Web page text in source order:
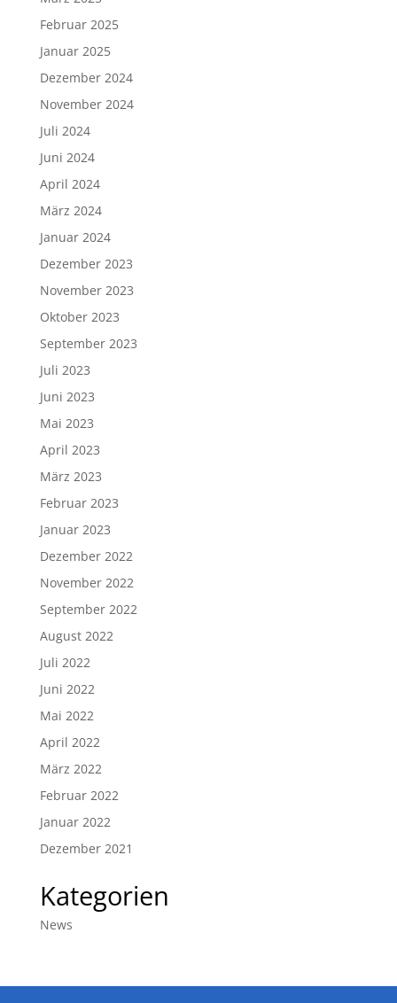
Februar 2025
Januar 2025
Dezember 2024
November 2024
Juli 2024
Juni 2024
April 2024
März 2024
Januar 2024
Dezember 2023
November 2023
Oktober 2023
September 2023
Juli 2023
Juni 2023
Mai 2023
April 2023
März 2023
Februar 2023
Januar 2023
Dezember 2022
November 2022
September 2022
August 2022
Juli 2022
Juni 2022
Mai 2022
April 2022
März 2022
Februar 2022
Januar 2022
Dezember 2021
Kategorien
News